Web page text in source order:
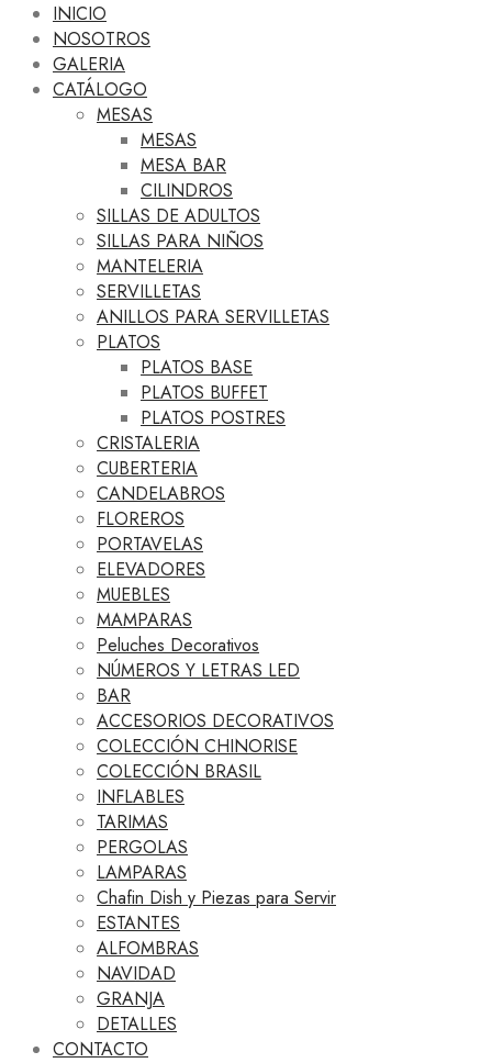
INICIO
NOSOTROS
GALERIA
CATÁLOGO
MESAS
MESAS
MESA BAR
CILINDROS
SILLAS DE ADULTOS
SILLAS PARA NIÑOS
MANTELERIA
SERVILLETAS
ANILLOS PARA SERVILLETAS
PLATOS
PLATOS BASE
PLATOS BUFFET
PLATOS POSTRES
CRISTALERIA
CUBERTERIA
CANDELABROS
FLOREROS
PORTAVELAS
ELEVADORES
MUEBLES
MAMPARAS
Peluches Decorativos
NÚMEROS Y LETRAS LED
BAR
ACCESORIOS DECORATIVOS
COLECCIÓN CHINORISE
COLECCIÓN BRASIL
INFLABLES
TARIMAS
PERGOLAS
LAMPARAS
Chafin Dish y Piezas para Servir
ESTANTES
ALFOMBRAS
NAVIDAD
GRANJA
DETALLES
CONTACTO